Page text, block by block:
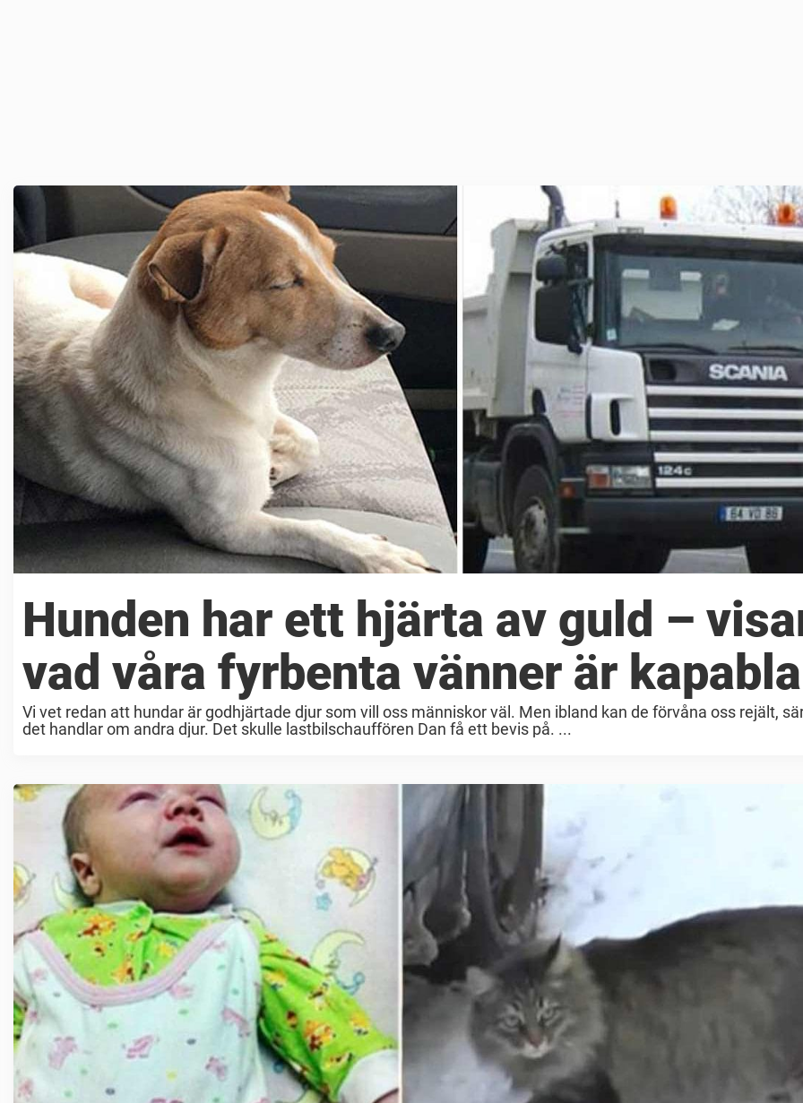
Hunden har ett hjärta av guld –
vad våra fyrbenta vänner är
Vi vet redan att hundar är godhjärtade djur som vill oss människor väl. Men ibland kan de förvåna oss rejält,
det handlar om andra djur. Det skulle lastbilschauffören Dan få ett bevis på. ...